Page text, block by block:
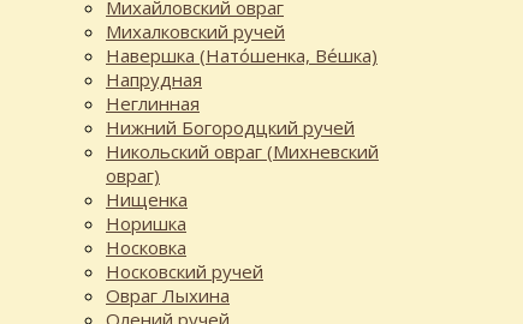
Михайловский овраг
Михалковский ручей
Навершка (Нато́шенка, Ве́шка)
Напрудная
Неглинная
Нижний Богородцкий ручей
Никольский овраг (Михневский
овраг)
Нищенка
Норишка
Носковка
Носковский ручей
Овраг Лыхина
Олений ручей